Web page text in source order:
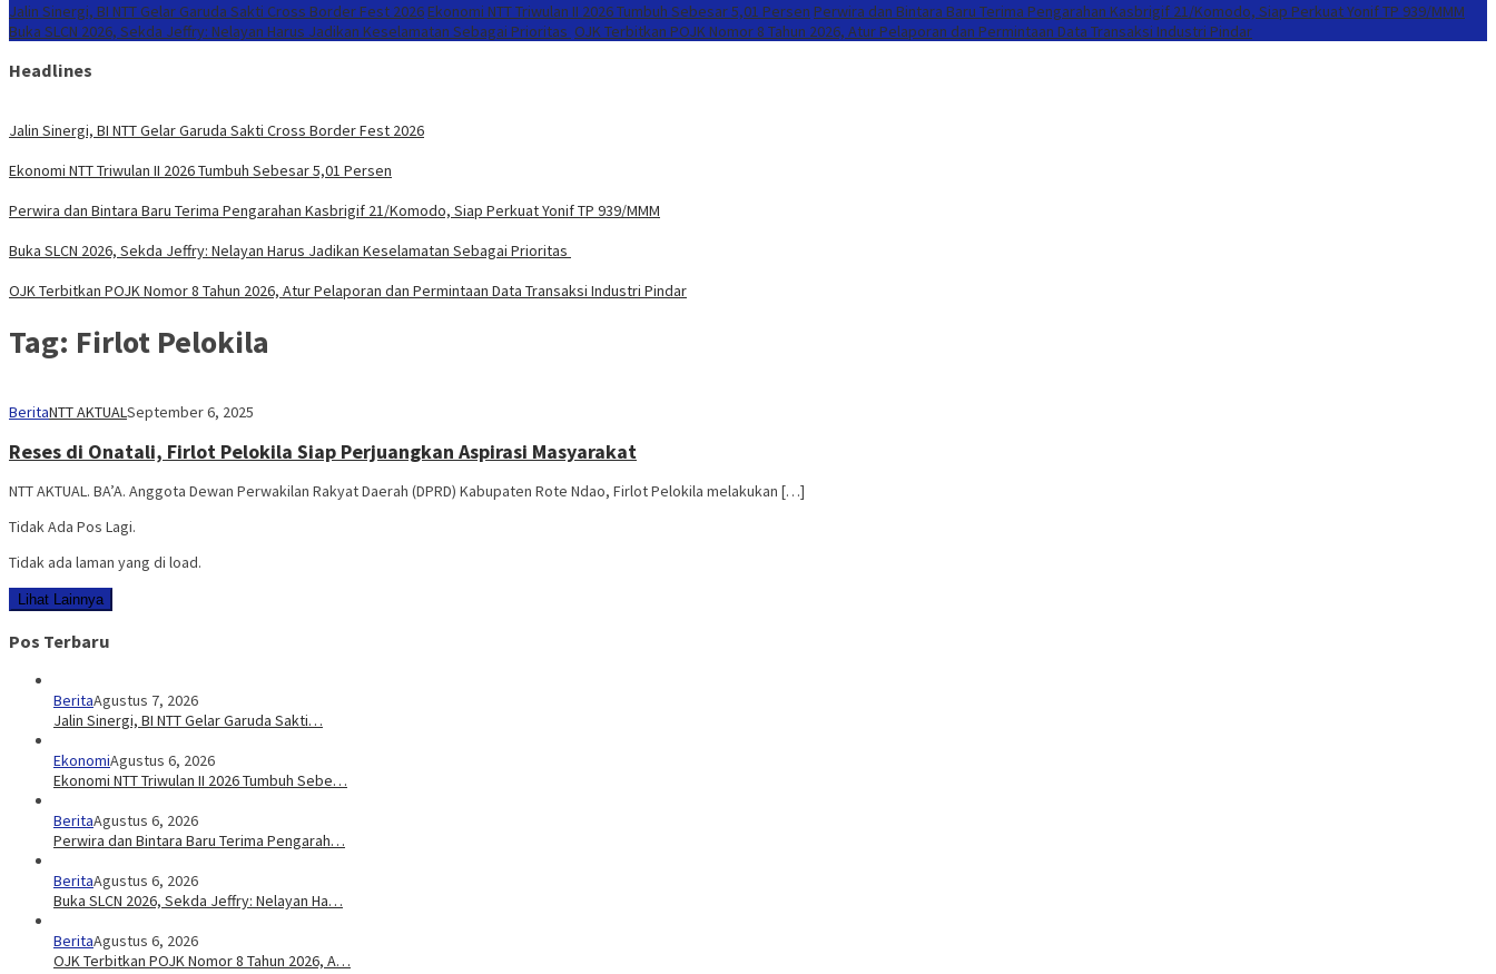
Jalin Sinergi, BI NTT Gelar Garuda Sakti Cross Border Fest 2026 Ekonomi NTT Triwulan II 2026 Tumbuh Sebesar 5,01 Persen Perwira dan Bintara Baru Terima Pengarahan Kasbrigif 21/Komodo, Siap Perkuat Yonif TP 939/MMM
Buka SLCN 2026, Sekda Jeffry: Nelayan Harus Jadikan Keselamatan Sebagai Prioritas OJK Terbitkan POJK Nomor 8 Tahun 2026, Atur Pelaporan dan Permintaan Data Transaksi Industri Pindar
Headlines
Jalin Sinergi, BI NTT Gelar Garuda Sakti Cross Border Fest 2026
Ekonomi NTT Triwulan II 2026 Tumbuh Sebesar 5,01 Persen
Perwira dan Bintara Baru Terima Pengarahan Kasbrigif 21/Komodo, Siap Perkuat Yonif TP 939/MMM
Buka SLCN 2026, Sekda Jeffry: Nelayan Harus Jadikan Keselamatan Sebagai Prioritas
OJK Terbitkan POJK Nomor 8 Tahun 2026, Atur Pelaporan dan Permintaan Data Transaksi Industri Pindar
Tag: Firlot Pelokila
BeritaNTT AKTUALSeptember 6, 2025
Reses di Onatali, Firlot Pelokila Siap Perjuangkan Aspirasi Masyarakat
NTT AKTUAL. BA’A. Anggota Dewan Perwakilan Rakyat Daerah (DPRD) Kabupaten Rote Ndao, Firlot Pelokila melakukan […]
Tidak Ada Pos Lagi.
Tidak ada laman yang di load.
Lihat Lainnya
Pos Terbaru
BeritaAgustus 7, 2026
Jalin Sinergi, BI NTT Gelar Garuda Sakti…
EkonomiAgustus 6, 2026
Ekonomi NTT Triwulan II 2026 Tumbuh Sebe…
BeritaAgustus 6, 2026
Perwira dan Bintara Baru Terima Pengarah…
BeritaAgustus 6, 2026
Buka SLCN 2026, Sekda Jeffry: Nelayan Ha…
BeritaAgustus 6, 2026
OJK Terbitkan POJK Nomor 8 Tahun 2026, A…